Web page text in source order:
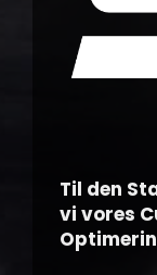
Til den
vi vores